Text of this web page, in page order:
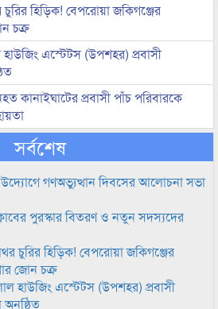
হিড়িক! বেপরোয়া জকিগঞ্জের
চক্র
এস্টেটস (উপশহর) প্রবাসী
কানাইঘাটের প্রবাসী পাঁচ পরিবারকে
সর্বশেষ
উদ্যোগে গণঅভ্যুত্থান দিবসের আলোচনা সভা
পুরস্কার বিতরণ ও নতুন সদস্যদের
চুরির হিড়িক! বেপরোয়া জকিগঞ্জের
জোন চক্র
হাউজিং এস্টেটস (উপশহর) প্রবাসী